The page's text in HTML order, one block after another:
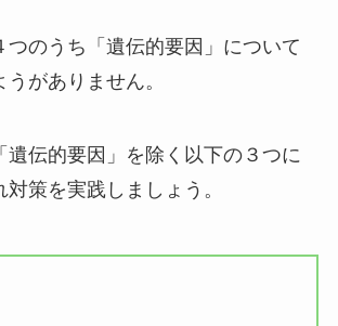
つのうち「遺伝的要因」について
がありません。
遺伝的要因」を除く以下の３つに
策を実践しましょう。